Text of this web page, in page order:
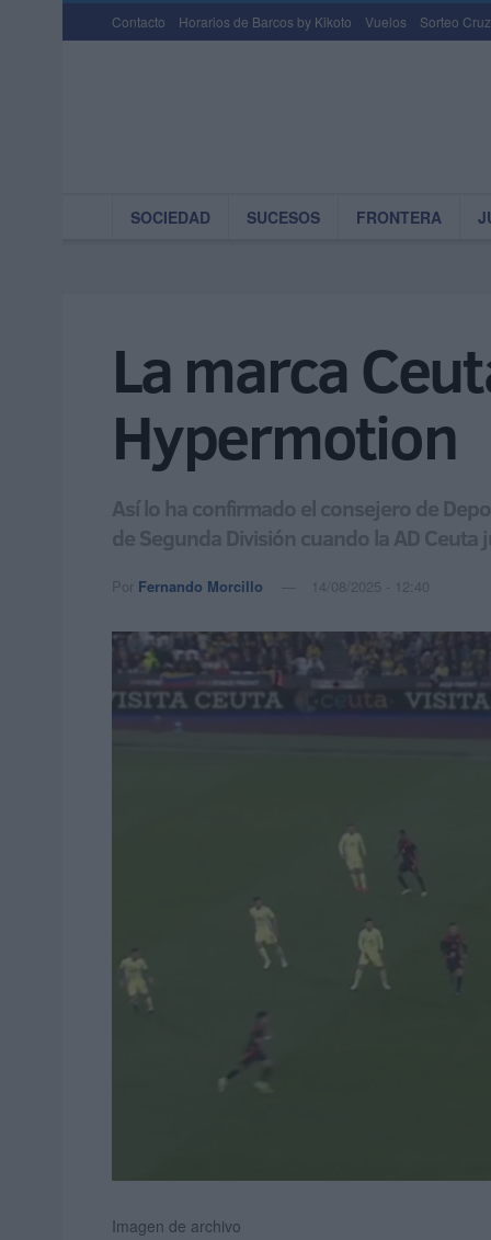
Contacto Horarios de Barcos by Kikoto Vuelos Sorteo
SOCIEDAD SUCESOS FRONTERA
La marca
Hypermotion
Así lo ha confirmado el consejero de
de Segunda División cuando la AD Ceuta
Por Fernando Morcillo 14/08/2025 - 12:40
Imagen de archivo